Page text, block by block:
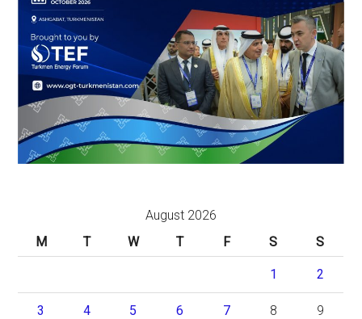
August 2026
M
T W T F S S
1 2
3 4 5 6 7 8 9